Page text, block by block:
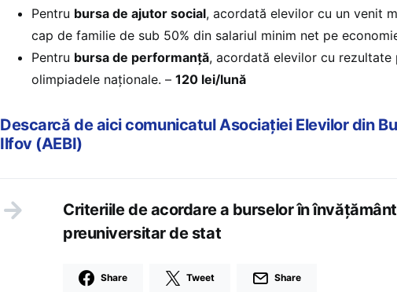
Pentru bursa de ajutor social, acordată elevilor cu un venit
cap de familie de sub 50% din salariul minim net pe
Pentru bursa de performanță, acordată elevilor cu rezultate
olimpiadele naționale. – 120 lei/lună
Descarcă de aici comunicatul Asociației Elevilor din
Ilfov (AEBI)
Criteriile de acordare a burselor în
preuniversitar de stat
Share Tweet Share